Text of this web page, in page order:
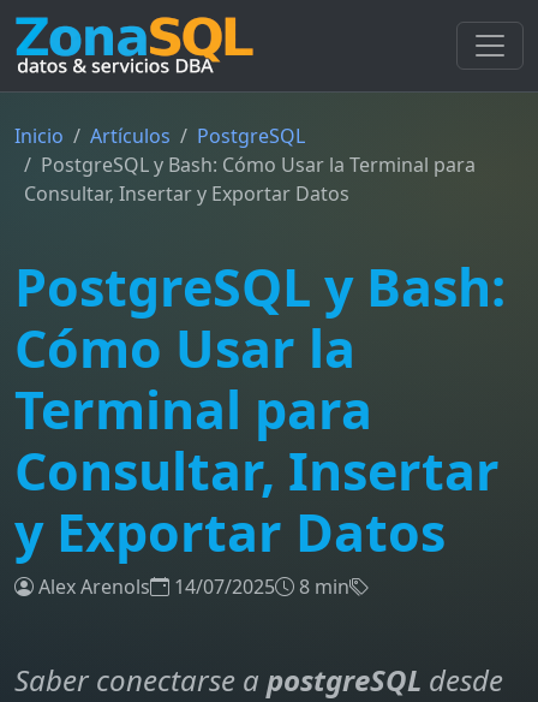
Inicio Artículos
PostgreSQL
PostgreSQL y Bash: Cómo Usar la Terminal para
Consultar, Insertar y Exportar Datos
PostgreSQL y Bash:
Cómo Usar la
Terminal para
Consultar, Insertar
y Exportar Datos
Alex Arenols 14/07/2025 8 min
Saber conectarse a postgreSQL desde